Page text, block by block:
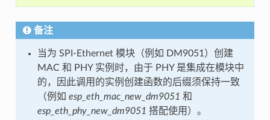
备注
当为 SPI-Ethernet 模块（例如 DM9051）创建
MAC 和 PHY 实例时，由于 PHY 是集成在模块中
的，因此调用的实例创建函数的后缀须保持一致
（例如 esp_eth_mac_new_dm9051 和
esp_eth_phy_new_dm9051 搭配使用）。